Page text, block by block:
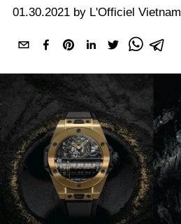
01.30.2021 by L'Officiel Vietnam